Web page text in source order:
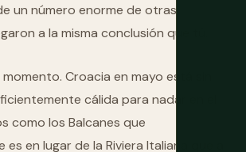
un número enorme de otras
a la misma conclusión que tú.
Croacia en mayo está sin
cálida para nadar en el
como los Balcanes que
en lugar de la Riviera Italiana que a